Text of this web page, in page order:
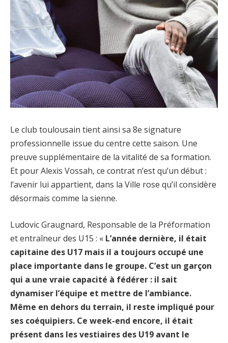
Le club toulousain tient ainsi sa 8e signature
professionnelle issue du centre cette saison. Une
preuve supplémentaire de la vitalité de sa formation.
Et pour Alexis Vossah, ce contrat n’est qu’un début :
l’avenir lui appartient, dans la Ville rose qu’il considère
désormais comme la sienne.
Ludovic Graugnard, Responsable de la Préformation
et entraîneur des U15 : « L’année dernière, il était
capitaine des U17 mais il a toujours occupé une
place importante dans le groupe. C’est un garçon
qui a une vraie capacité à fédérer : il sait
dynamiser l’équipe et mettre de l’ambiance.
Même en dehors du terrain, il reste impliqué pour
ses coéquipiers. Ce week-end encore, il était
présent dans les vestiaires des U19 avant le